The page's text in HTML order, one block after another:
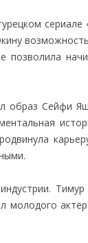
сериале
позволила
образ Сейфи
молодого